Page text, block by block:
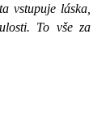
vstupuje láska,
To vše za